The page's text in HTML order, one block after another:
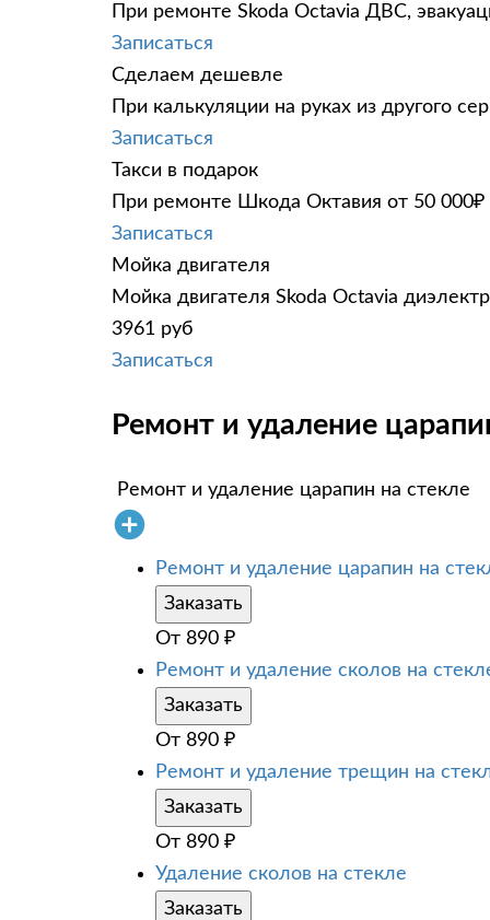
При ремонте Skoda Octavia ДВС,
Записаться
Сделаем дешевле
При калькуляции на руках из другого
Записаться
Такси в подарок
При ремонте Шкода Октавия от 50
Записаться
Мойка двигателя
Мойка двигателя Skoda Octavia
3961 руб
Записаться
Ремонт и удаление
Ремонт и удаление царапин на стекле
Ремонт и удаление царапин на
Заказать
От 890 ₽
Ремонт и удаление сколов на
Заказать
От 890 ₽
Ремонт и удаление трещин на
Заказать
От 890 ₽
Удаление сколов на стекле
Заказать